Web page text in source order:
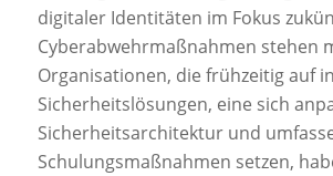
digitaler Identitäten im Fokus
Cyberabwehrmaßnahmen stehen
Organisationen, die frühzeitig auf
Sicherheitslösungen, eine sich
Sicherheitsarchitektur und
Schulungsmaßnahmen setzen,